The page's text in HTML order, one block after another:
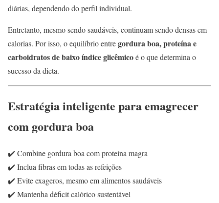
diárias, dependendo do perfil individual.
Entretanto, mesmo sendo saudáveis, continuam sendo densas em
calorias. Por isso, o equilíbrio entregordura boa, proteína e
carboidratos de baixo índice glicêmicoé o que determina o
sucesso da dieta.
Estratégia inteligente para emagrecer
com gordura boa
✔️ Combine gordura boa com proteína magra
✔️ Inclua fibras em todas as refeições
✔️ Evite exageros, mesmo em alimentos saudáveis
✔️ Mantenha déficit calórico sustentável